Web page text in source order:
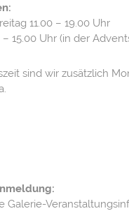
11.00 – 19.00 Uhr
– 15.00 Uhr (in der
sind wir zusätzlich
Galerie-